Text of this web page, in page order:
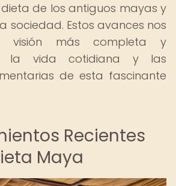
de los antiguos mayas y
sociedad. Estos avances nos
visión más completa y
la vida cotidiana y las
de esta fascinante
Recientes
Maya